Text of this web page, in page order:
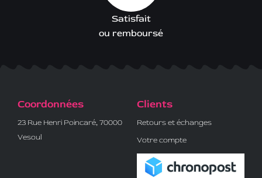
Satisfait
ou remboursé
Coordonnées
23 Rue Henri Poincaré, 70000
Vesoul
Clients
Retours et échanges
Votre compte